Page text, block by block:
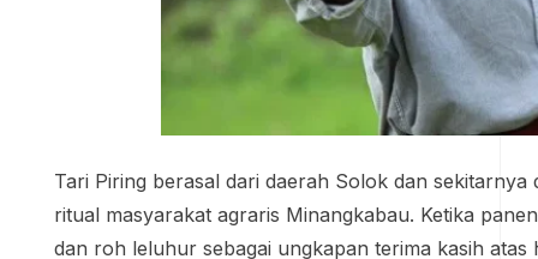
Tari Piring berasal dari daerah Solok dan
ritual masyarakat agraris Minangkabau. Ketika
dan roh leluhur sebagai ungkapan terima kasih